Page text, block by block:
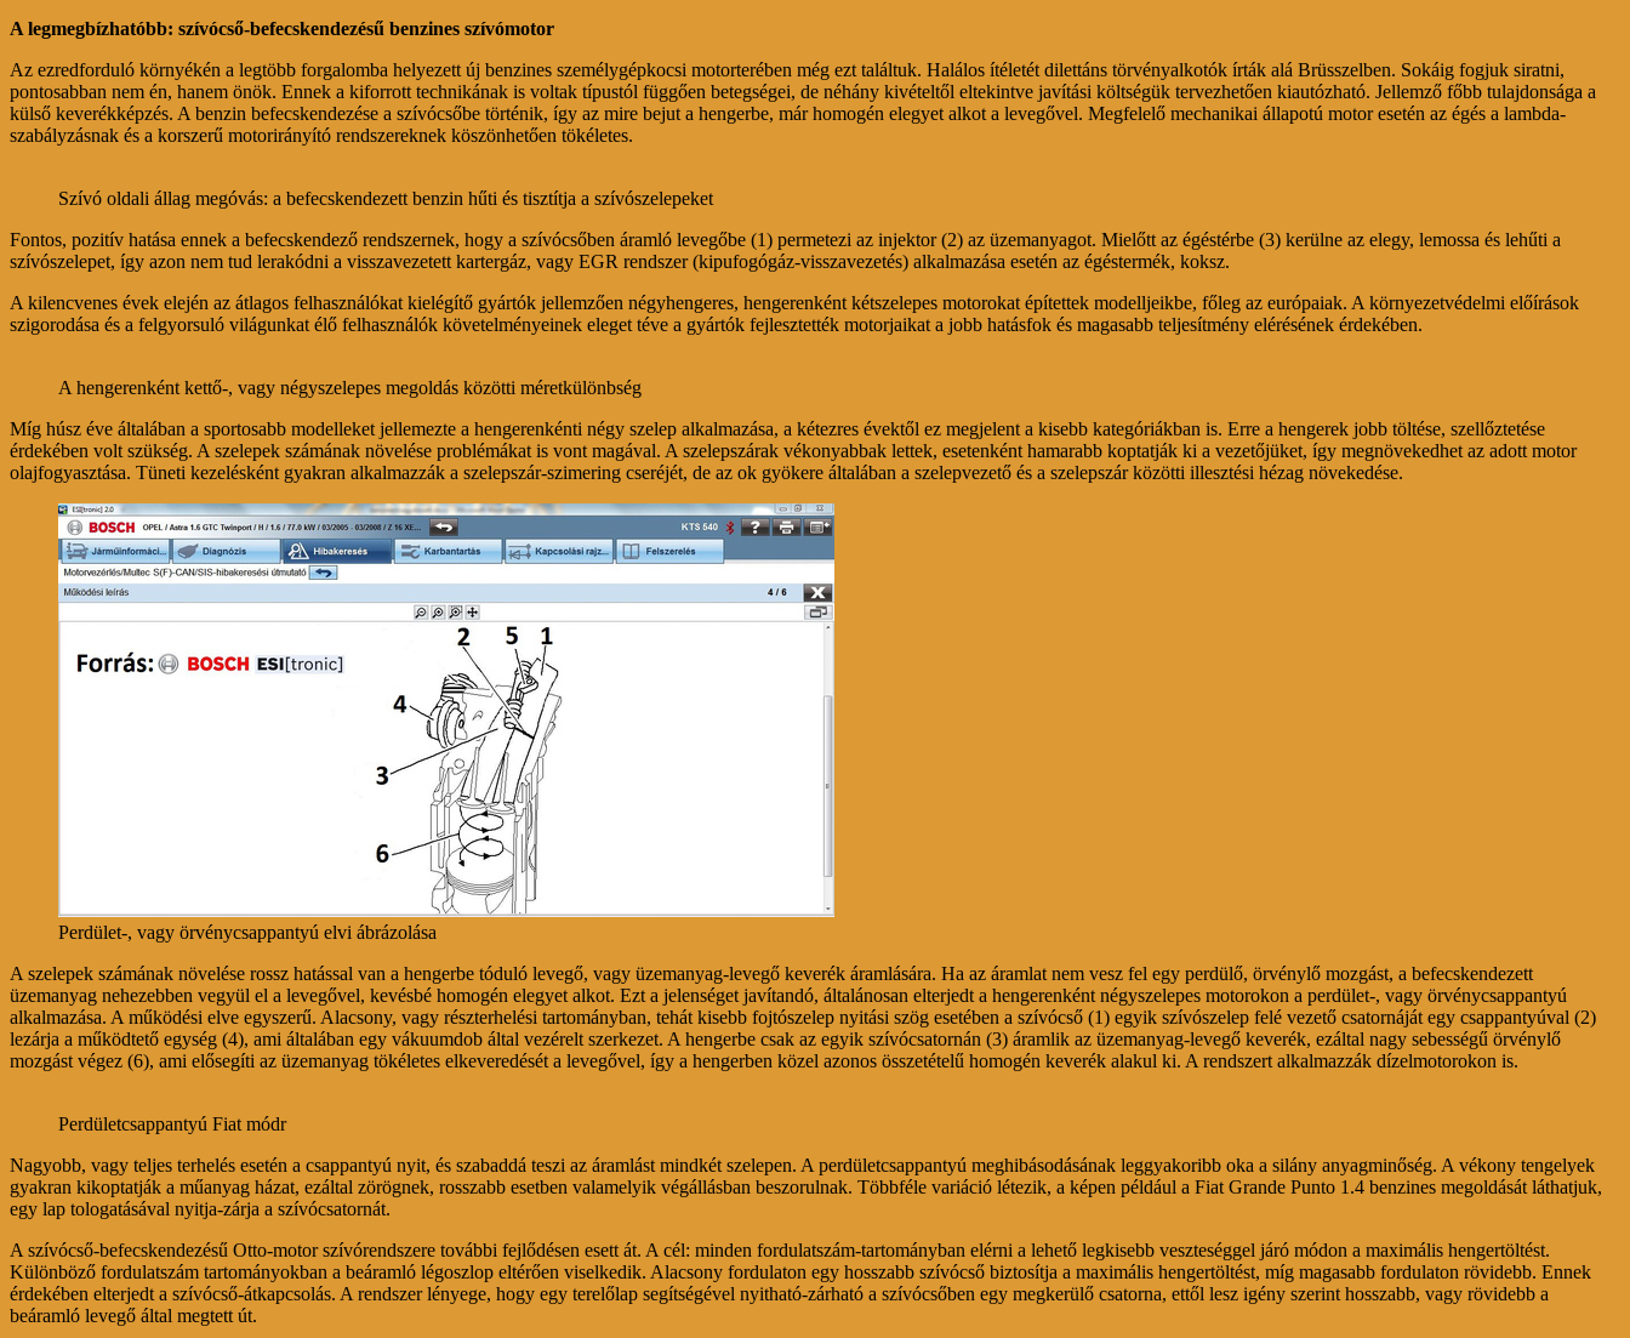
A legmegbízhatóbb: szívócső-befecskendezésű benzines szívómotor
Az ezredforduló környékén a legtöbb forgalomba helyezett új benzines személygépkocsi motorterében még ezt találtuk. Halálos ítéletét dilettáns törvényalkotók írták alá Brüsszelben. Sokáig fogjuk siratni,
pontosabban nem én, hanem önök. Ennek a kiforrott technikának is voltak típustól függően betegségei, de néhány kivételtől eltekintve javítási költségük tervezhetően kiautózható. Jellemző főbb tulajdonsága a
külső keverékképzés. A benzin befecskendezése a szívócsőbe történik, így az mire bejut a hengerbe, már homogén elegyet alkot a levegővel. Megfelelő mechanikai állapotú motor esetén az égés a lambda-
szabályzásnak és a korszerű motorirányító rendszereknek köszönhetően tökéletes.
Szívó oldali állag megóvás: a befecskendezett benzin hűti és tisztítja a szívószelepeket
Fontos, pozitív hatása ennek a befecskendező rendszernek, hogy a szívócsőben áramló levegőbe (1) permetezi az injektor (2) az üzemanyagot. Mielőtt az égéstérbe (3) kerülne az elegy, lemossa és lehűti a
szívószelepet, így azon nem tud lerakódni a visszavezetett kartergáz, vagy EGR rendszer (kipufogógáz-visszavezetés) alkalmazása esetén az égéstermék, koksz.
A kilencvenes évek elején az átlagos felhasználókat kielégítő gyártók jellemzően négyhengeres, hengerenként kétszelepes motorokat építettek modelljeikbe, főleg az európaiak. A környezetvédelmi előírások
szigorodása és a felgyorsuló világunkat élő felhasználók követelményeinek eleget téve a gyártók fejlesztették motorjaikat a jobb hatásfok és magasabb teljesítmény elérésének érdekében.
A hengerenként kettő-, vagy négyszelepes megoldás közötti méretkülönbség
Míg húsz éve általában a sportosabb modelleket jellemezte a hengerenkénti négy szelep alkalmazása, a kétezres évektől ez megjelent a kisebb kategóriákban is. Erre a hengerek jobb töltése, szellőztetése
érdekében volt szükség. A szelepek számának növelése problémákat is vont magával. A szelepszárak vékonyabbak lettek, esetenként hamarabb koptatják ki a vezetőjüket, így megnövekedhet az adott motor
olajfogyasztása. Tüneti kezelésként gyakran alkalmazzák a szelepszár-szimering cseréjét, de az ok gyökere általában a szelepvezető és a szelepszár közötti illesztési hézag növekedése.
Perdület-, vagy örvénycsappantyú elvi ábrázolása
A szelepek számának növelése rossz hatással van a hengerbe tóduló levegő, vagy üzemanyag-levegő keverék áramlására. Ha az áramlat nem vesz fel egy perdülő, örvénylő mozgást, a befecskendezett
üzemanyag nehezebben vegyül el a levegővel, kevésbé homogén elegyet alkot. Ezt a jelenséget javítandó, általánosan elterjedt a hengerenként négyszelepes motorokon a perdület-, vagy örvénycsappantyú
alkalmazása. A működési elve egyszerű. Alacsony, vagy részterhelési tartományban, tehát kisebb fojtószelep nyitási szög esetében a szívócső (1) egyik szívószelep felé vezető csatornáját egy csappantyúval (2)
lezárja a működtető egység (4), ami általában egy vákuumdob által vezérelt szerkezet. A hengerbe csak az egyik szívócsatornán (3) áramlik az üzemanyag-levegő keverék, ezáltal nagy sebességű örvénylő
mozgást végez (6), ami elősegíti az üzemanyag tökéletes elkeveredését a levegővel, így a hengerben közel azonos összetételű homogén keverék alakul ki. A rendszert alkalmazzák dízelmotorokon is.
Perdületcsappantyú Fiat módr
Nagyobb, vagy teljes terhelés esetén a csappantyú nyit, és szabaddá teszi az áramlást mindkét szelepen. A perdületcsappantyú meghibásodásának leggyakoribb oka a silány anyagminőség. A vékony tengelyek
gyakran kikoptatják a műanyag házat, ezáltal zörögnek, rosszabb esetben valamelyik végállásban beszorulnak. Többféle variáció létezik, a képen például a Fiat Grande Punto 1.4 benzines megoldását láthatjuk,
egy lap tologatásával nyitja-zárja a szívócsatornát.
A szívócső-befecskendezésű Otto-motor szívórendszere további fejlődésen esett át. A cél: minden fordulatszám-tartományban elérni a lehető legkisebb veszteséggel járó módon a maximális hengertöltést.
Különböző fordulatszám tartományokban a beáramló légoszlop eltérően viselkedik. Alacsony fordulaton egy hosszabb szívócső biztosítja a maximális hengertöltést, míg magasabb fordulaton rövidebb. Ennek
érdekében elterjedt a szívócső-átkapcsolás. A rendszer lényege, hogy egy terelőlap segítségével nyitható-zárható a szívócsőben egy megkerülő csatorna, ettől lesz igény szerint hosszabb, vagy rövidebb a
beáramló levegő által megtett út.